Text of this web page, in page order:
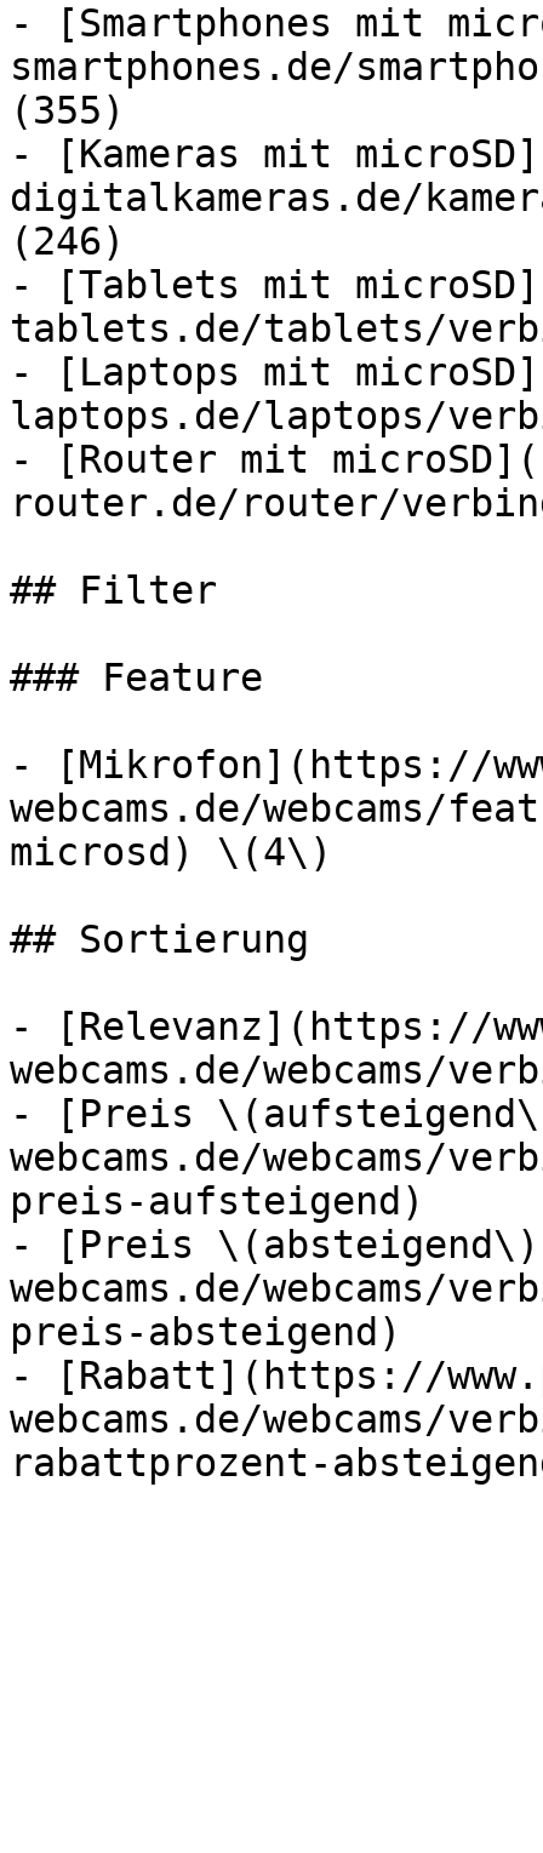
- [Smartphones mit
smartphones.de/
(355)
- [Kameras mit
digitalkameras.de/
(246)
- [Tablets mit
tablets.de/tablets/
- [Laptops mit
laptops.de/laptops/
- [Router mit
router.de/router/
## Filter
### Feature
- [Mikrofon](https://
webcams.de/webcams/
microsd) \(4\)
## Sortierung
- [Relevanz](https://
webcams.de/webcams/
- [Preis
webcams.de/webcams/
preis-aufsteigend)
- [Preis
webcams.de/webcams/
preis-absteigend)
- [Rabatt](https://
webcams.de/webcams/